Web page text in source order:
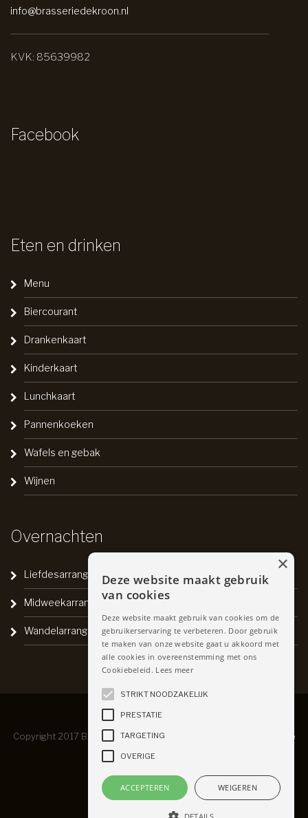
info@brasseriedekroon.nl
KVK: 85639982
Facebook
Eten en drinken
Menu
Biercourant
Drankenkaart
Kinderkaart
Lunchkaart
Pannenkoeken
Wafels en gebak
Wijnen
Overnachten
Liefdesarrangement
Midweekarrangement
Wandelarrangement
Copyright 2017 Brasserie de Kroon - Algemene
Deze website maakt gebruik
van cookies
Deze website maakt gebruik van cookies om de
gebruikerservaring te verbeteren. Door gebruik
te maken van onze website gaat u akkoord met
alle cookies in overeenstemming met ons
Cookiebeleid. Lees meer
STRIKT NOODZAKELIJK
PRESTATIE
TARGETING
OVERIGE
ACCEPTEREN WEIGEREN
×